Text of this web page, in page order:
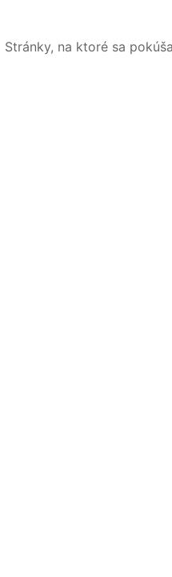
Stránky, na ktoré sa